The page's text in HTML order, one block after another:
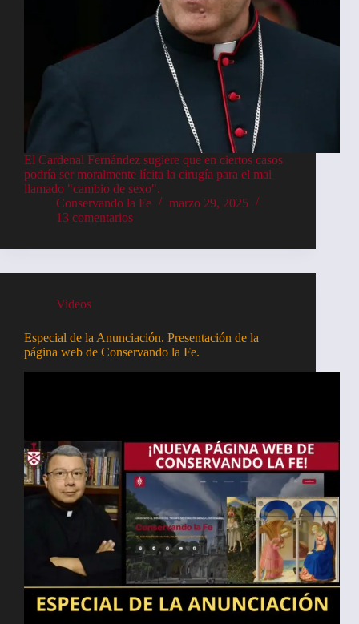
El Cardenal Fernández sugiere que en ciertos casos
podría ser moralmente lícita la cirugía para el mal
llamado "cambio de sexo".
Conservando la Fe
marzo 29, 2025
13 comentarios
Videos
Especial de la Anunciación. Presentación de la
página web de Conservando la Fe.